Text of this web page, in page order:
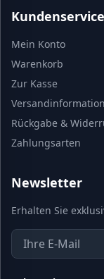
Kundenservice
Mein Konto
Warenkorb
Zur Kasse
Rückgabe &
Zahlungsarten
Newsletter
Erhalten Sie